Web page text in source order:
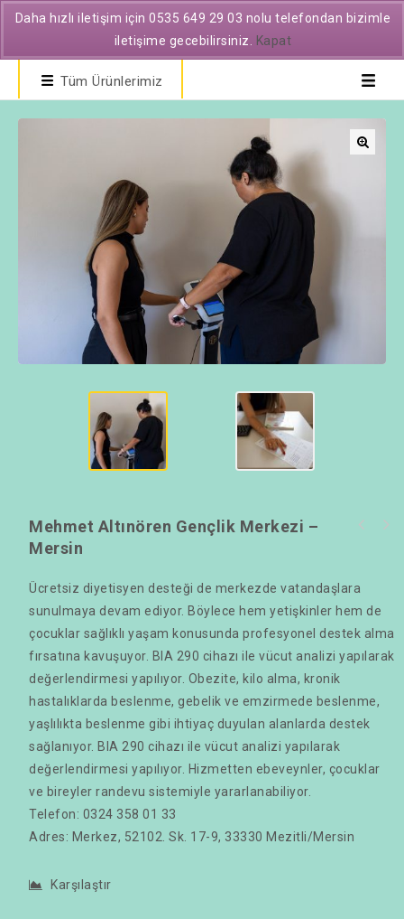
Tüm Ürünlerimiz
Mehmet Altınören Gençlik Merkezi –
Mersin
Ücretsiz diyetisyen desteği de merkezde vatandaşlara
sunulmaya devam ediyor. Böylece hem yetişkinler hem de
çocuklar sağlıklı yaşam konusunda profesyonel destek alma
fırsatına kavuşuyor. BIA 290 cihazı ile vücut analizi yapılarak
değerlendirmesi yapılıyor. Obezite, kilo alma, kronik
hastalıklarda beslenme, gebelik ve emzirmede beslenme,
yaşlılıkta beslenme gibi ihtiyaç duyulan alanlarda destek
sağlanıyor. BIA 290 cihazı ile vücut analizi yapılarak
değerlendirmesi yapılıyor. Hizmetten ebeveynler, çocuklar
ve bireyler randevu sistemiyle yararlanabiliyor.
Telefon: 0324 358 01 33
Adres: Merkez, 52102. Sk. 17-9, 33330 Mezitli/Mersin
Karşılaştır
Daha hızlı iletişim için 0535 649 29 03 nolu telefondan bizimle
iletişime gecebilirsiniz.
Kapat